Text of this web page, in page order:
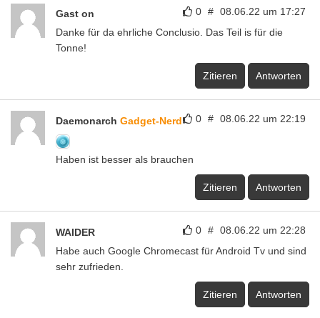
0 # 08.06.22 um 17:27
Gast on
Danke für da ehrliche Conclusio. Das Teil is für die
Tonne!
Zitieren Antworten
0 # 08.06.22 um 22:19
Daemonarch Gadget-Nerd
Haben ist besser als brauchen
Zitieren Antworten
0 # 08.06.22 um 22:28
WAIDER
Habe auch Google Chromecast für Android Tv und sind
sehr zufrieden.
Zitieren Antworten